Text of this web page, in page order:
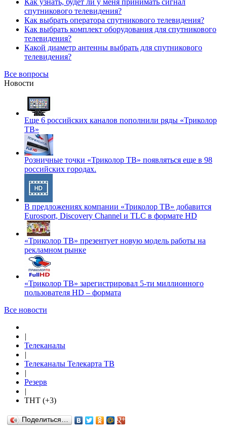
Как узнать, будет ли у меня принимать сигнал
спутникового телевидения?
Как выбрать оператора спутникового телевидения?
Как выбрать комплект оборудования для спутникового
телевидения?
Какой диаметр антенны выбрать для спутникового
телевидения?
Все вопросы
Новости
Еще 6 российских каналов пополнили ряды «Триколор
ТВ»
Розничные точки «Триколор ТВ» появляться еще в 98
российских городах.
В предложениях компании «Триколор ТВ» добавится
Eurosport, Discovery Channel и TLC в формате HD
«Триколор ТВ» презентует новую модель работы на
рекламном рынке
«Триколор ТВ» зарегистрировал 5-ти миллионного
пользователя HD – формата
Все новости
|
Телеканалы
|
Телеканалы Телекарта ТВ
|
Резерв
|
ТНТ (+3)
Поделиться…